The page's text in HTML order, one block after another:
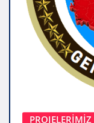
PROJELERIMIZ